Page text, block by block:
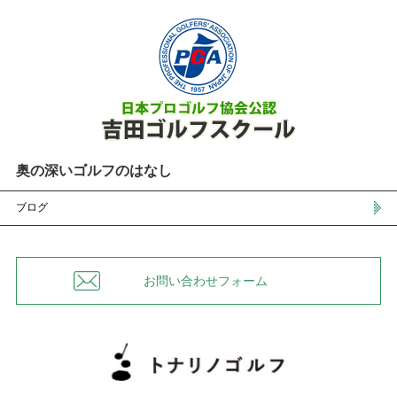
奥の深いゴルフのはなし
ブログ
お問い合わせフォーム